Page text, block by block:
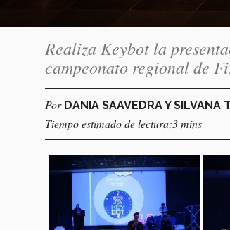
Realiza Keybot la
campeonato regional de
Por DANIA SAAVEDRA Y SILVANA
Tiempo estimado de lectura:3 mins